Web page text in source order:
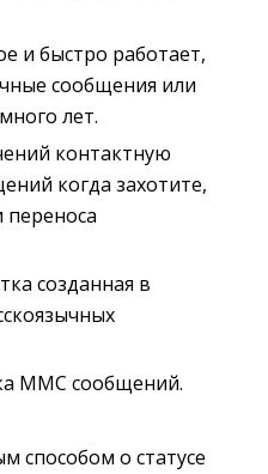
и быстро работает,
сообщения или
лет.
контактную
когда захотите,
переноса
созданная в
ММС сообщений.
способом о статусе